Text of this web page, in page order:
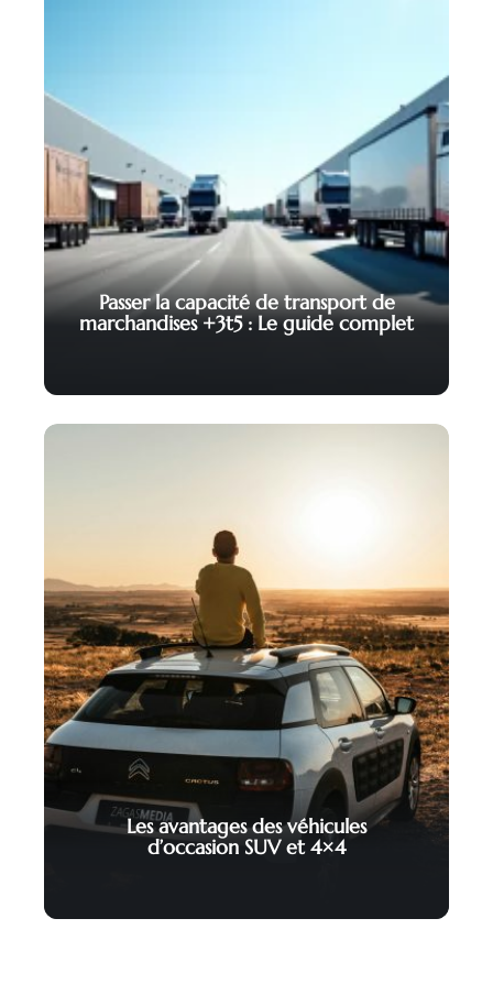
Passer la capacité de transport de
marchandises +3t5 : Le guide complet
Les avantages des véhicules
d’occasion SUV et 4×4